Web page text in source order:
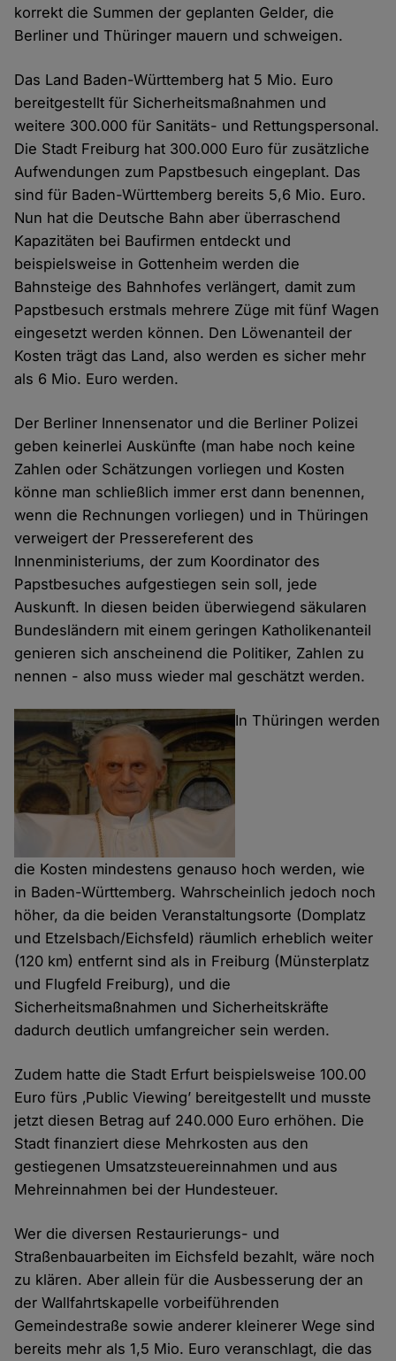
korrekt die Summen der geplanten Gelder, die
Berliner und Thüringer mauern und schweigen.
Das Land Baden-Württemberg hat 5 Mio. Euro
bereitgestellt für Sicherheitsmaßnahmen und
weitere 300.000 für Sanitäts- und Rettungspersonal.
Die Stadt Freiburg hat 300.000 Euro für zusätzliche
Aufwendungen zum Papstbesuch eingeplant. Das
sind für Baden-Württemberg bereits 5,6 Mio. Euro.
Nun hat die Deutsche Bahn aber überraschend
Kapazitäten bei Baufirmen entdeckt und
beispielsweise in Gottenheim werden die
Bahnsteige des Bahnhofes verlängert, damit zum
Papstbesuch erstmals mehrere Züge mit fünf Wagen
eingesetzt werden können. Den Löwenanteil der
Kosten trägt das Land, also werden es sicher mehr
als 6 Mio. Euro werden.
Der Berliner Innensenator und die Berliner Polizei
geben keinerlei Auskünfte (man habe noch keine
Zahlen oder Schätzungen vorliegen und Kosten
könne man schließlich immer erst dann benennen,
wenn die Rechnungen vorliegen) und in Thüringen
verweigert der Pressereferent des
Innenministeriums, der zum Koordinator des
Papstbesuches aufgestiegen sein soll, jede
Auskunft. In diesen beiden überwiegend säkularen
Bundesländern mit einem geringen Katholikenanteil
genieren sich anscheinend die Politiker, Zahlen zu
nennen - also muss wieder mal geschätzt werden.
In Thüringen werden
die Kosten mindestens genauso hoch werden, wie
in Baden-Württemberg. Wahrscheinlich jedoch noch
höher, da die beiden Veranstaltungsorte (Domplatz
und Etzelsbach/Eichsfeld) räumlich erheblich weiter
(120 km) entfernt sind als in Freiburg (Münsterplatz
und Flugfeld Freiburg), und die
Sicherheitsmaßnahmen und Sicherheitskräfte
dadurch deutlich umfangreicher sein werden.
Zudem hatte die Stadt Erfurt beispielsweise 100.00
Euro fürs ‚Public Viewing’ bereitgestellt und musste
jetzt diesen Betrag auf 240.000 Euro erhöhen. Die
Stadt finanziert diese Mehrkosten aus den
gestiegenen Umsatzsteuereinnahmen und aus
Mehreinnahmen bei der Hundesteuer.
Wer die diversen Restaurierungs- und
Straßenbauarbeiten im Eichsfeld bezahlt, wäre noch
zu klären. Aber allein für die Ausbesserung der an
der Wallfahrtskapelle vorbeiführenden
Gemeindestraße sowie anderer kleinerer Wege sind
bereits mehr als 1,5 Mio. Euro veranschlagt, die das